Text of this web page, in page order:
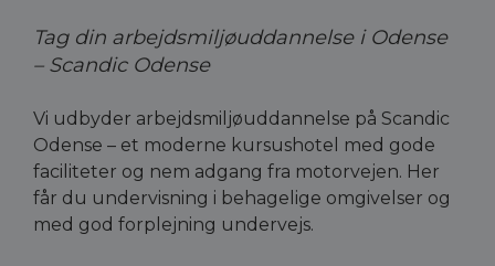
Tag din arbejdsmiljøuddannelse i Odense
– Scandic Odense
Vi udbyder arbejdsmiljøuddannelse på Scandic
Odense – et moderne kursushotel med gode
faciliteter og nem adgang fra motorvejen. Her
får du undervisning i behagelige omgivelser og
med god forplejning undervejs.